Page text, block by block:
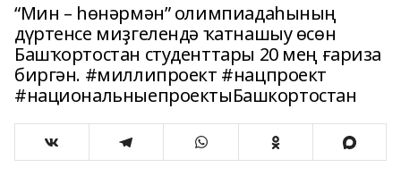
“Мин – һөнәрмән” олимпиадаһының
дүртенсе миҙгелендә ҡатнашыу өсөн
Башҡортостан студенттары 20 мең ғариза
биргән. #миллипроект #нацпроект
#национальныепроектыБашкортостан